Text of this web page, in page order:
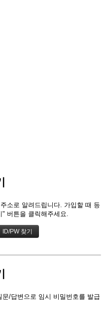
소로 알려드립니다. 가입할 때 등
버튼을 클릭해주세요.
/답변으로 임시 비밀번호를 발급